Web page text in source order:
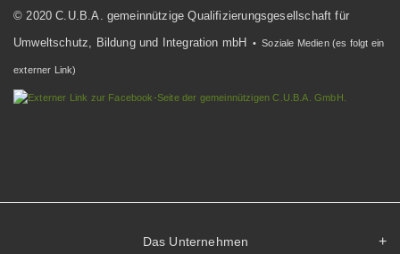
© 2020 C.U.B.A. gemeinnützige Qualifizierungsgesellschaft für
Umweltschutz, Bildung und Integration mbH
• Soziale Medien (es folgt ein
externer Link)
Das Unternehmen